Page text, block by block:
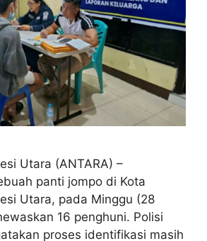
Utara (ANTARA) –
panti jompo di Kota
Utara, pada Minggu (28
16 penghuni. Polisi
proses identifikasi masih